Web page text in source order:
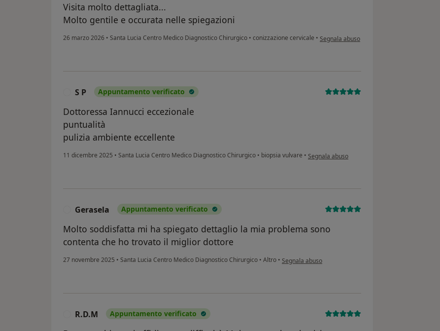
Visita molto dettagliata...
Molto gentile e occurata nelle spiegazioni
26 marzo 2026 • Santa Lucia Centro Medico Diagnostico Chirurgico • conizzazione cervicale • secondo l'opinione dell'utente Monia
Segnala abuso
S P Appuntamento verificato
Dottoressa Iannucci eccezionale
puntualità
pulizia ambiente eccellente
11 dicembre 2025 • Santa Lucia Centro Medico Diagnostico Chirurgico • biopsia vulvare • secondo l'opinione dell'utente S P
Segnala abuso
Gerasela Appuntamento verificato
Molto soddisfatta mi ha spiegato dettaglio la mia problema sono
contenta che ho trovato il miglior dottore
27 novembre 2025 • Santa Lucia Centro Medico Diagnostico Chirurgico • Altro • secondo l'opinione dell'utente Gerasela
Segnala abuso
R.D.M Appuntamento verificato